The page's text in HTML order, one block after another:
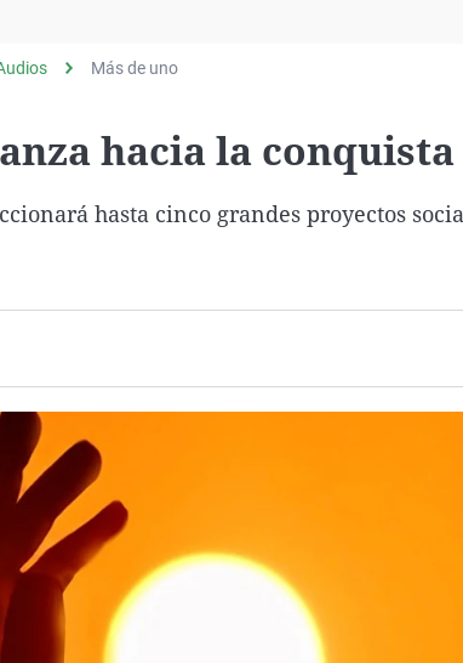
Más de uno
hacia la
hasta cinco grandes proyectos